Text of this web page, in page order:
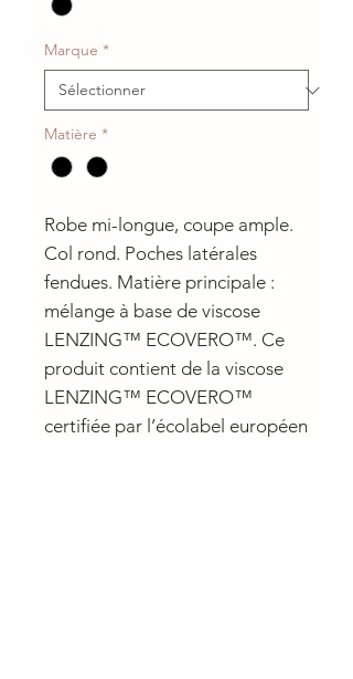
Marque *
Matière *
Robe mi-longue, coupe ample.
Col rond. Poches latérales
fendues. Matière principale :
mélange à base de viscose
LENZING™ ECOVERO™. Ce
produit contient de la viscose
LENZING™ ECOVERO™
certifiée par l’écolabel européen